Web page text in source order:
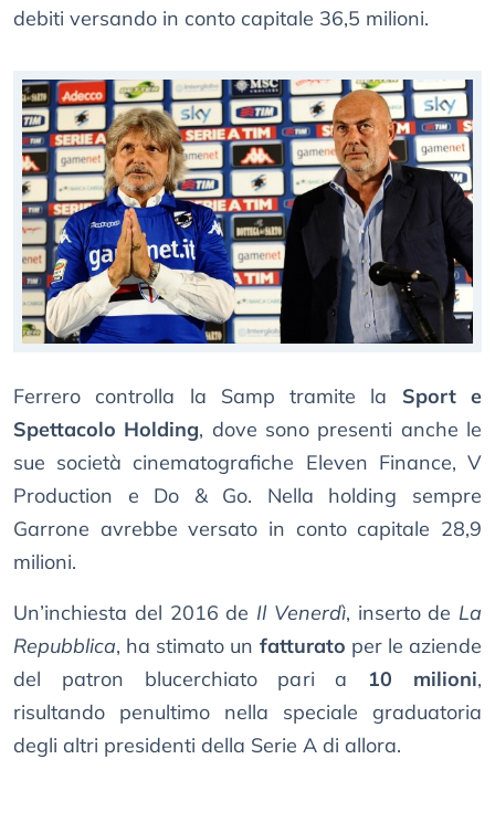
debiti versando in conto capitale 36,5 milioni.
Ferrero controlla la Samp tramite la Sport e
Spettacolo Holding, dove sono presenti anche le
sue società cinematografiche Eleven Finance, V
Production e Do & Go. Nella holding sempre
Garrone avrebbe versato in conto capitale 28,9
milioni.
Un’inchiesta del 2016 de Il Venerdì, inserto de La
Repubblica, ha stimato un fatturato per le aziende
del patron blucerchiato pari a 10 milioni,
risultando penultimo nella speciale graduatoria
degli altri presidenti della Serie A di allora.